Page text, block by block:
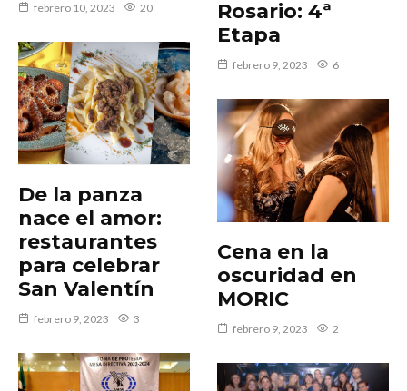
febrero 10, 2023 20
De la panza
nace el amor:
restaurantes
para celebrar
San Valentín
febrero 9, 2023 3
Rosario: 4ª
Etapa
febrero 9, 2023 6
Cena en la
oscuridad en
MORIC
febrero 9, 2023 2